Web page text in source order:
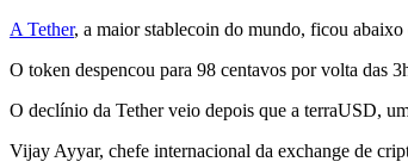
A Tether, a maior stablecoin do mundo, ficou
O token despencou para 98 centavos por volta das
O declínio da Tether veio depois que a terraUSD,
Vijay Ayyar, chefe internacional da exchange de